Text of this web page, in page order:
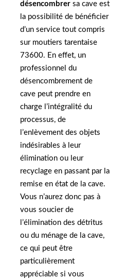
désencombrer sa cave est
la possibilité de bénéficier
d’un service tout compris
sur moutiers tarentaise
73600. En effet, un
professionnel du
désencombrement de
cave peut prendre en
charge l’intégralité du
processus, de
l’enlèvement des objets
indésirables à leur
élimination ou leur
recyclage en passant par la
remise en état de la cave.
Vous n’aurez donc pas à
vous soucier de
l’élimination des détritus
ou du ménage de la cave,
ce qui peut être
particulièrement
appréciable si vous